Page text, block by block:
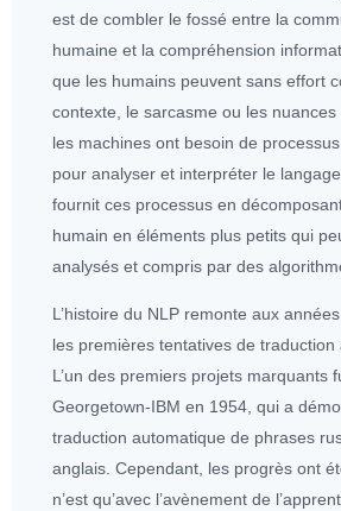
est de combler le fossé entre la
humaine et la compréhension
que les humains peuvent sans effort
contexte, le sarcasme ou les nuances
les machines ont besoin de
pour analyser et interpréter le
fournit ces processus en
humain en éléments plus petits qui
analysés et compris par des
L’histoire du NLP remonte aux
les premières tentatives de traduction
L’un des premiers projets marquants
Georgetown-IBM en 1954, qui a
traduction automatique de phrases
anglais. Cependant, les progrès ont
n’est qu’avec l’avènement de